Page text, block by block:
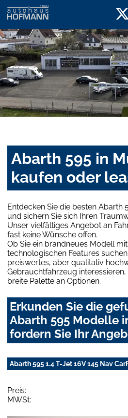
Abarth 595 in
kaufen oder
Entdecken Sie die besten Abarth
und sichern Sie sich Ihren
Unser vielfältiges Angebot an
fast keine Wünsche offen.
Ob Sie ein brandneues Modell
technologischen Features
preiswertes, aber qualitativ
Gebrauchtfahrzeug
breite Palette an Optionen.
Erkunden Sie die
Abarth 595 Modelle
fordern Sie Ihr
Abarth 595 1.4 T-Jet 16V 145 Nav
Preis:
MWSt: